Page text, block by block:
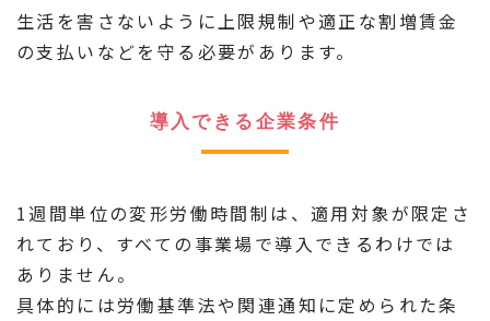
生活を害さないように上限規制や適正な割増賃金
の支払いなどを守る必要があります。
導入できる企業条件
1週間単位の変形労働時間制は、適用対象が限定さ
れており、すべての事業場で導入できるわけでは
ありません。
具体的には労働基準法や関連通知に定められた条